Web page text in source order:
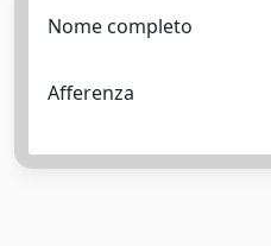
Nome completo
Afferenza